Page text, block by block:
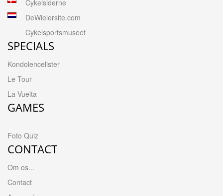
Cykelsiderne
DeWielersite.com
Cykelsportsmuseet
SPECIALS
Kondolencelister
Le Tour
La Vuelta
GAMES
Foto Quiz
CONTACT
Om os...
Contact